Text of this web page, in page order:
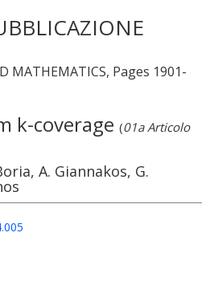
MATHEMATICS, Pages 1901-
k-coverage (01a Articolo
A. Giannakos, G.